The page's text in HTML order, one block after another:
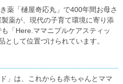
薬「樋屋奇応丸」で400年間お母さ
薬が、現代の子育て環境に寄り添
「Here.ママニプルケアスティッ
として位置づけられています。
」は、これからも赤ちゃんとママ